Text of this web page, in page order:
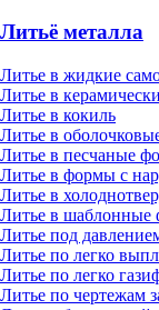
Литьё металла
Литье в жидкие
Литье в
Литье в кокиль
Литье в
Литье в песчаные
Литье в формы с
Литье в
Литье в шаблонные
Литье под
Литье по легко
Литье по легко
Литье по чертежам